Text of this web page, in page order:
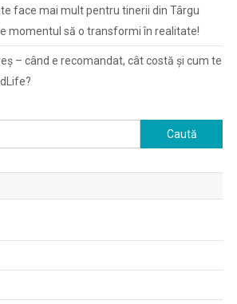
face mai mult pentru tinerii din Târgu
momentul să o transformi în realitate!
– când e recomandat, cât costă și cum te
Caută
după: